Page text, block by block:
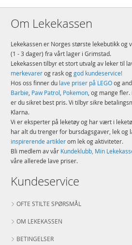
Om Lekekassen
Lekekassen er Norges største lekebutikk og
(1 - 3 dager) fra vårt lager i Grimstad.
Lekekassen tilbyr et stort utvalg av leker til
merkevarerog rask oggod kundeservice!
Hos oss finner du lave priser på LEGOog
Barbie, Paw Patrol, Pokemon, og mange fler.
er du sikret best pris. Vi tilbyr sikre
Klarna.
Vi er eksperter på leketøy og har vært i
har alt du trenger for bursdagsgaver, lek og
inspirerende artiklerom lek og aktiviteter.
Bli medlem av vår Kundeklubb, Min
våre allerede lave priser.
Kundeservice
OFTE STILTE SPØRSMÅL
OM LEKEKASSEN
BETINGELSER